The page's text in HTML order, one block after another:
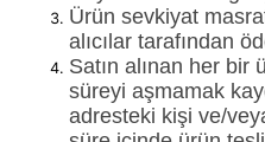
Ürün sevkiyat
alıcılar tarafından
Satın alınan her bir
süreyi aşmamak
adresteki kişi ve/